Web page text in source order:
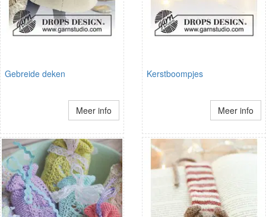
Gebreide deken
Meer info
Kerstboompjes
Meer info